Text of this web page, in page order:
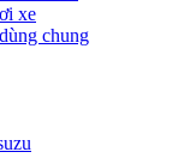
xe
chung